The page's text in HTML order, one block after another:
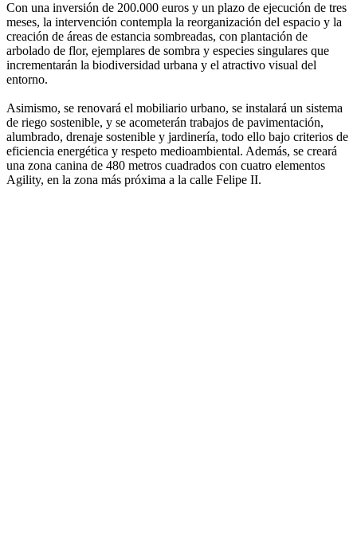
Con una inversión de 200.000 euros y un plazo de ejecución de tres
meses, la intervención contempla la reorganización del espacio y la
creación de áreas de estancia sombreadas, con plantación de
arbolado de flor, ejemplares de sombra y especies singulares que
incrementarán la biodiversidad urbana y el atractivo visual del
entorno.
Asimismo, se renovará el mobiliario urbano, se instalará un sistema
de riego sostenible, y se acometerán trabajos de pavimentación,
alumbrado, drenaje sostenible y jardinería, todo ello bajo criterios de
eficiencia energética y respeto medioambiental. Además, se creará
una zona canina de 480 metros cuadrados con cuatro elementos
Agility, en la zona más próxima a la calle Felipe II.